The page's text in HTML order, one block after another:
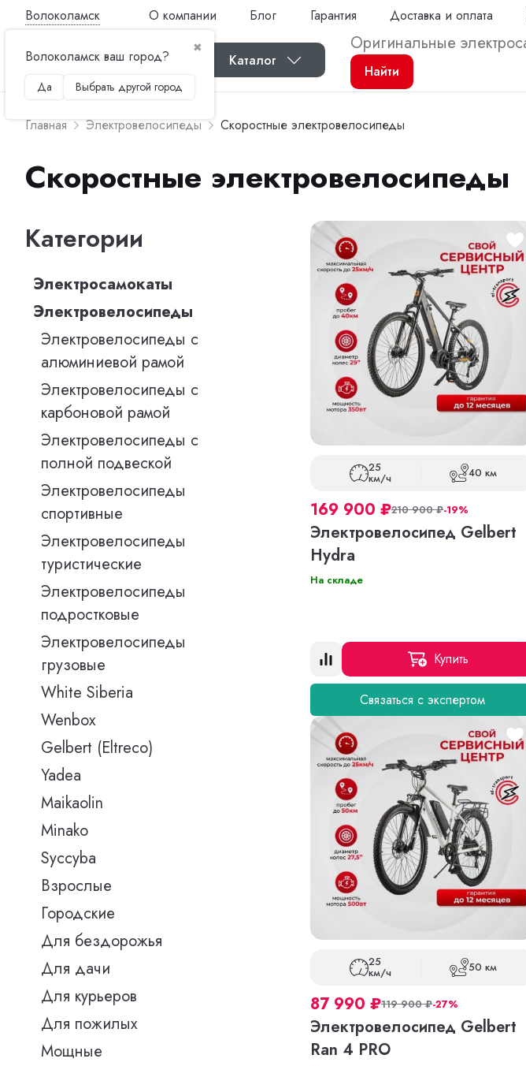
Волоколамск
✖
Волоколамск ваш город?
Да Выбрать другой город
О компании Блог Гарантия Доставка и оплата
Каталог
Найти
Главная Электровелосипеды Скоростные электровелосипеды
Скоростные электровелосипеды
Категории
Электросамокаты
Электровелосипеды
Электровелосипеды с
алюминиевой рамой
Электровелосипеды с
карбоновой рамой
Электровелосипеды с
полной подвеской
Электровелосипеды
спортивные
Электровелосипеды
туристические
Электровелосипеды
подростковые
Электровелосипеды
грузовые
White Siberia
Wenbox
Gelbert (Eltreco)
Yadea
Maikaolin
Minako
Syccyba
Взрослые
Городские
Для бездорожья
Для дачи
Для курьеров
Для пожилых
Мощные
25
км/ч 40 км
169 900 ₽210 900₽-19%
Электровелосипед Gelbert
Hydra
На складе
Купить
Связаться с экспертом
25
км/ч 50 км
87 990 ₽119 900₽-27%
Электровелосипед Gelbert
Ran 4 PRO